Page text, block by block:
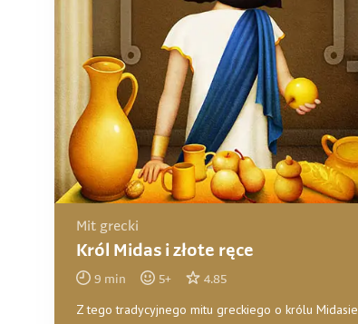
Mit grecki
Król Midas i złote ręce
9 min 5+ 4.85
Z tego tradycyjnego mitu greckiego o królu Midasie